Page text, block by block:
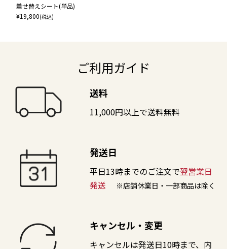
着せ替えシート(単品)
¥19,800(税込)
ご利用ガイド
送料
11,000円以上で送料無料
発送日
平日13時までのご注文で翌営業日
発送
※店舗休業日・一部商品は除く
キャンセル・変更
キャンセルは発送日10時まで、内